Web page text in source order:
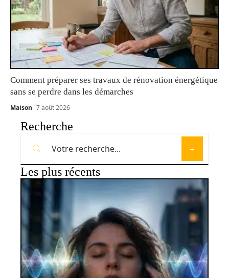
Comment préparer ses travaux de rénovation énergétique
sans se perdre dans les démarches
Maison 7 août 2026
Recherche
Les plus récents